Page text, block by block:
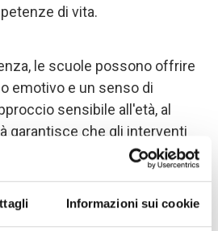
Informazioni sui cookie
di vita.
le scuole possono offrire
emotivo e un senso di
sensibile all'età, al
garantisce che gli interventi
e adattabili, rispondendo alle
bambini e dei giovani colpiti
a COOPI di sostenere